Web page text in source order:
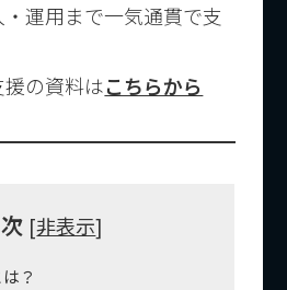
運用まで一気通貫で支
の資料はこちらから
[非表示]
？